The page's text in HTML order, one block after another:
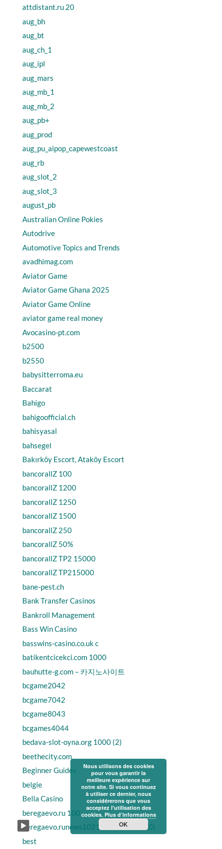
attdistant.ru 20
aug_bh
aug_bt
aug_ch_1
aug_ipl
aug_mars
aug_mb_1
aug_mb_2
aug_pb+
aug_prod
aug_pu_aipop_capewestcoast
aug_rb
aug_slot_2
aug_slot_3
august_pb
Australian Online Pokies
Autodrive
Automotive Topics and Trends
avadhimag.com
Aviator Game
Aviator Game Ghana 2025
Aviator Game Online
aviator game real money
Avocasino-pt.com
b2500
b2550
babysitterroma.eu
Baccarat
Bahigo
bahigoofficial.ch
bahisyasal
bahsegel
Bakırköy Escort, Ataköy Escort
bancorallZ 100
bancorallZ 1200
bancorallZ 1250
bancorallZ 1500
bancorallZ 250
bancorallZ 50%
bancorallZ TP2 15000
bancorallZ TP215000
bane-pest.ch
Bank Transfer Casinos
Bankroll Management
Bass Win Casino
basswins-casino.co.uk c
batikentcicekci.com 1000
bauhutte-g.com – 카지노사이트
bcgame2042
bcgame7042
bcgame8043
bcgames4044
bedava-slot-oyna.org 1000 (2)
beethecity.com
Beginner Guides
belgie
Bella Casino
beregaevo.ru 100
beregaevo.runews1021101031010 (10)
best
Nous utilisons des cookies
pour vous garantir la
meilleure expérience sur
notre site. Si vous continuez
à utiliser ce dernier, nous
considérerons que vous
acceptez l'utilisation des
cookies. Plus d’informations
OK